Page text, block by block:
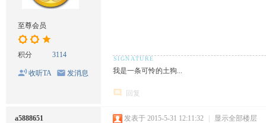
至尊会员
积分 3114
收听TA 发消息 我是一条可怜的土狗...
回复
a5888651 发表于 2015-5-31 12:11:32 | 显示全部楼层